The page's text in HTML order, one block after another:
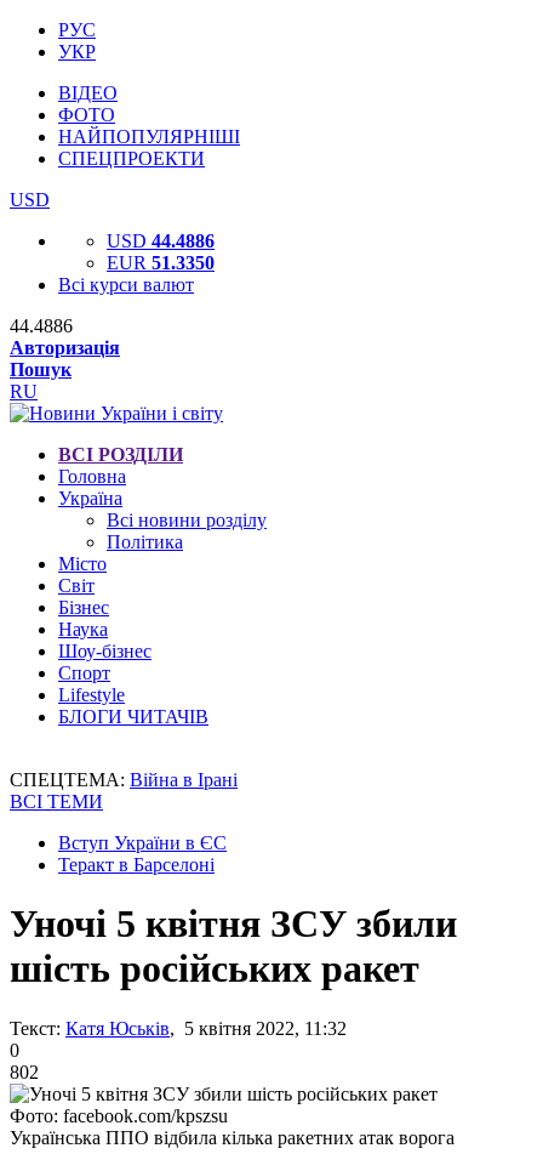
РУС
УКР
ВІДЕО
ФОТО
НАЙПОПУЛЯРНІШІ
СПЕЦПРОЕКТИ
USD
USD 44.4886
EUR 51.3350
Всі курси валют
44.4886
Авторизація
Пошук
RU
ВСІ РОЗДІЛИ
Головна
Україна
Всі новини розділу
Політика
Місто
Світ
Бізнес
Наука
Шоу-бізнес
Спорт
Lifestyle
БЛОГИ ЧИТАЧІВ
СПЕЦТЕМА: Війна в Ірані
ВСІ ТЕМИ
Вступ України в ЄС
Теракт в Барселоні
Уночі 5 квітня ЗСУ збили
шість російських ракет
Текст: Катя Юськів, 5 квітня 2022, 11:32
0
802
Фото: facebook.com/kpszsu
Українська ППО відбила кілька ракетних атак ворога